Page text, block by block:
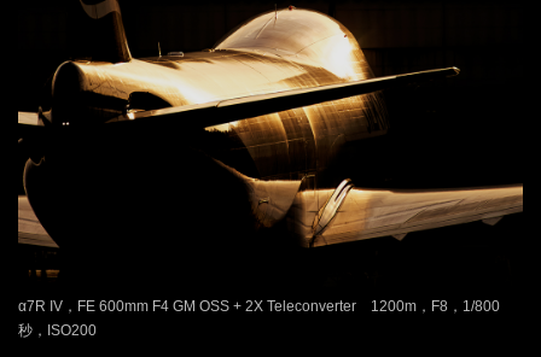
α7R IV，FE 600mm F4 GM OSS + 2X Teleconverter 1200m，F8，1/800
秒，ISO200